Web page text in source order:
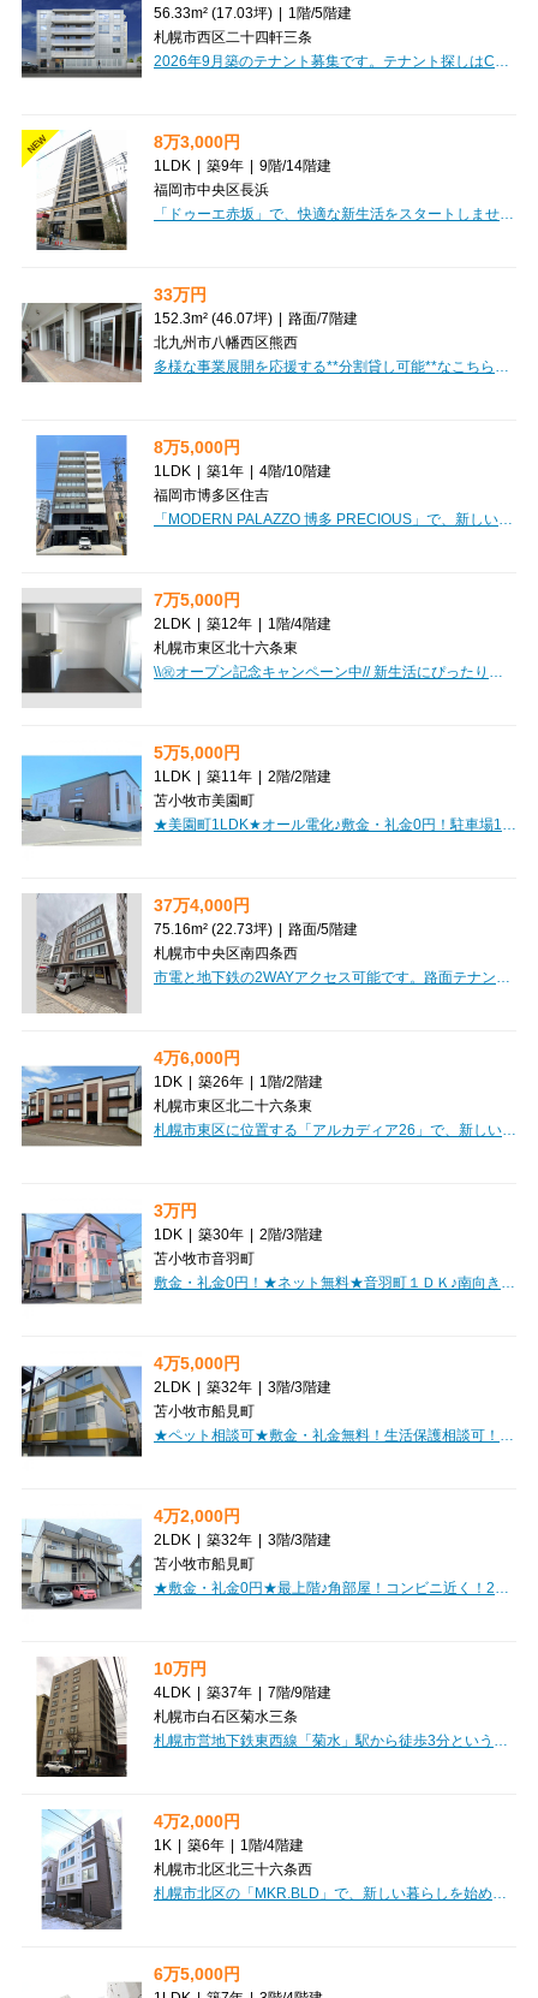
56.33m² (17.03坪) | 1階/5階建
札幌市西区二十四軒三条
NEW 8万3,000円
1LDK | 築9年 | 9階/14階建
福岡市中央区長浜
33万円
152.3m² (46.07坪) | 路面/7階建
北九州市八幡西区熊西
8万5,000円
1LDK | 築1年 | 4階/10階建
福岡市博多区住吉
7万5,000円
2LDK | 築12年 | 1階/4階建
札幌市東区北十六条東
5万5,000円
1LDK | 築11年 | 2階/2階建
苫小牧市美園町
37万4,000円
75.16m² (22.73坪) | 路面/5階建
札幌市中央区南四条西
4万6,000円
1DK | 築26年 | 1階/2階建
札幌市東区北二十六条東
3万円
1DK | 築30年 | 2階/3階建
苫小牧市音羽町
4万5,000円
2LDK | 築32年 | 3階/3階建
苫小牧市船見町
4万2,000円
2LDK | 築32年 | 3階/3階建
苫小牧市船見町
10万円
4LDK | 築37年 | 7階/9階建
札幌市白石区菊水三条
4万2,000円
1K | 築6年 | 1階/4階建
札幌市北区北三十六条西
6万5,000円